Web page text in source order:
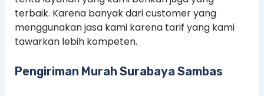
terbaik. Karena banyak dari customer yang
menggunakan jasa kami karena tarif yang kami
tawarkan lebih kompeten.
Pengiriman Murah Surabaya Sambas